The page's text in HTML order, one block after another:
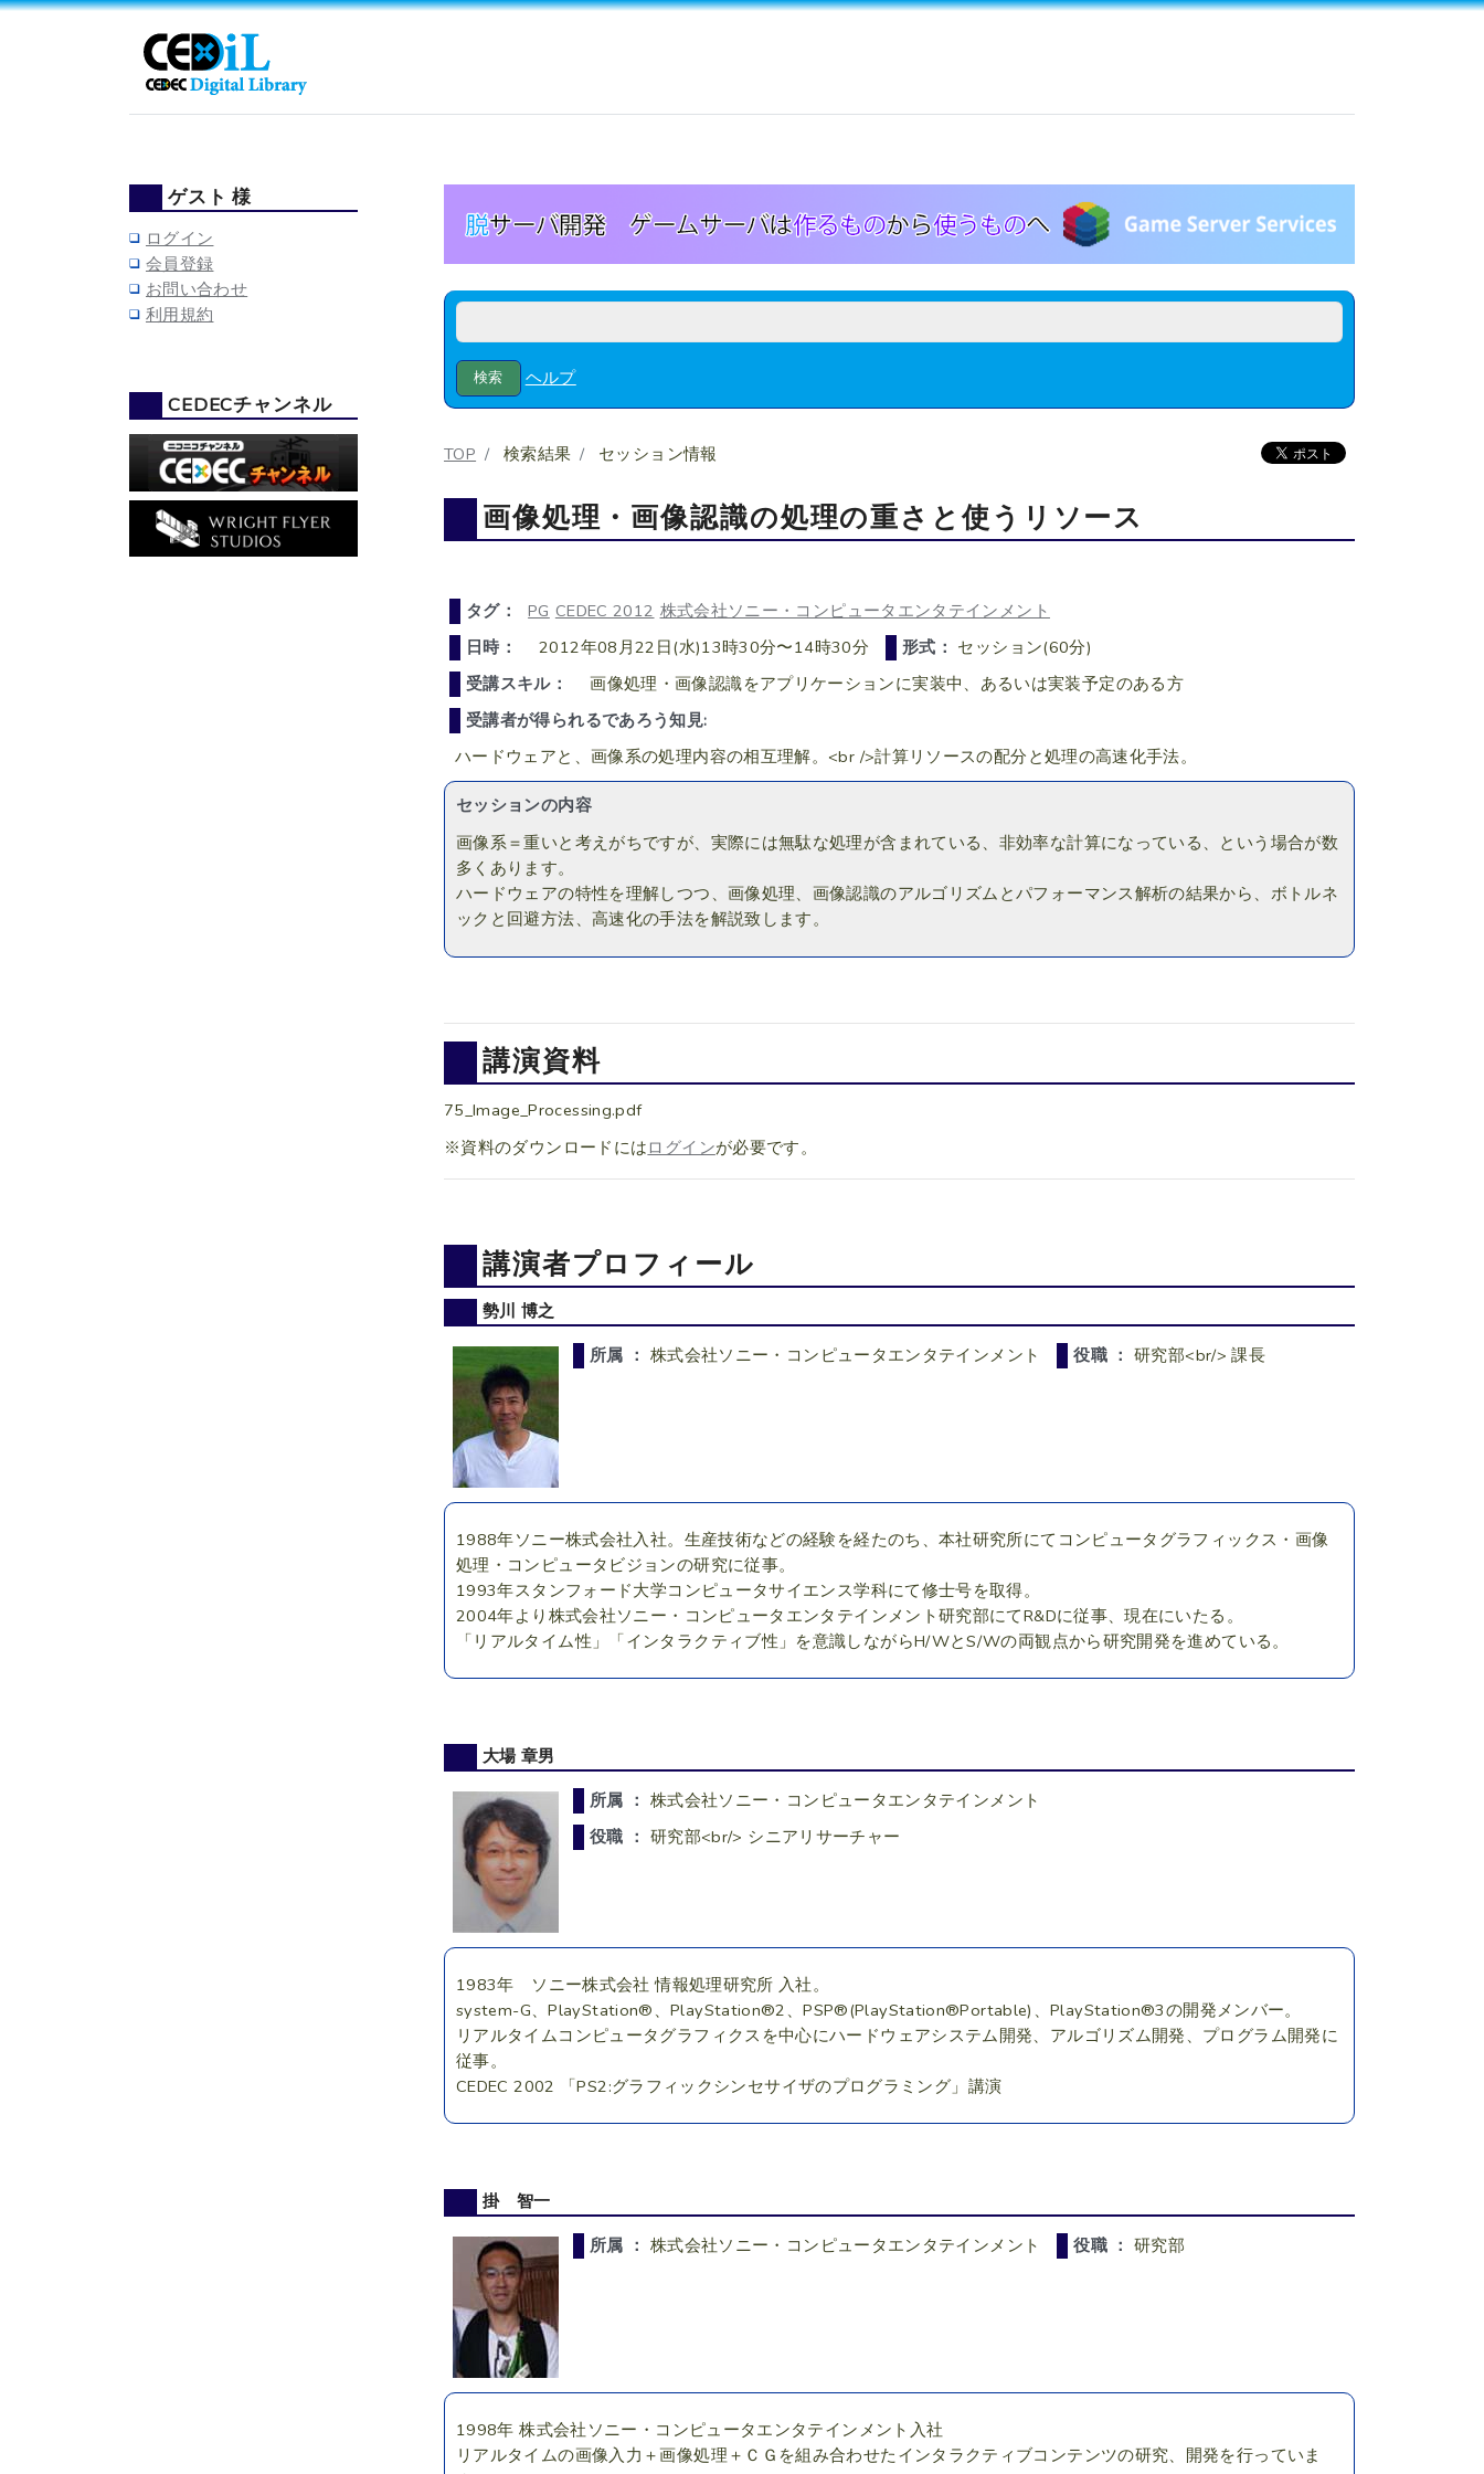
ヘルプ
TOP 検索結果 セッション情報
画像処理・画像認識の処理の重さと使うリソース
タグ： PG CEDEC 2012 株式会社ソニー・コンピュータエンタテインメント
日時：
2012年08月22日(水)13時30分〜14時30分 形式： セッション(60分)
受講スキル：
画像処理・画像認識をアプリケーションに実装中、あるいは実装予定のある方
受講者が得られるであろう知見:
ハードウェアと、画像系の処理内容の相互理解。<br />計算リソースの配分と処理の高速化手法。
セッションの内容
画像系＝重いと考えがちですが、実際には無駄な処理が含まれている、非効率な計算になっている、という場合が数
多くあります。
ハードウェアの特性を理解しつつ、画像処理、画像認識のアルゴリズムとパフォーマンス解析の結果から、ボトルネ
ックと回避方法、高速化の手法を解説致します。
講演資料
75_Image_Processing.pdf
※資料のダウンロードには ログインが必要です。
講演者プロフィール
勢川 博之
所属 ： 株式会社ソニー・コンピュータエンタテインメント 役職 ：研究部<br/> 課長
1988年ソニー株式会社入社。生産技術などの経験を経たのち、本社研究所にてコンピュータグラフィックス・画像
処理・コンピュータビジョンの研究に従事。
1993年スタンフォード大学コンピュータサイエンス学科にて修士号を取得。
2004年より株式会社ソニー・コンピュータエンタテインメント研究部にてR&Dに従事、現在にいたる。
「リアルタイム性」「インタラクティブ性」を意識しながらH/WとS/Wの両観点から研究開発を進めている。
大場 章男
所属 ： 株式会社ソニー・コンピュータエンタテインメント
役職 ： 研究部<br/> シニアリサーチャー
1983年 ソニー株式会社 情報処理研究所 入社。
system-G、PlayStation®、PlayStation®2、PSP®(PlayStation®Portable)、PlayStation®3の開発メンバー。
リアルタイムコンピュータグラフィクスを中心にハードウェアシステム開発、アルゴリズム開発、プログラム開発に
従事。
CEDEC 2002 「PS2:グラフィックシンセサイザのプログラミング」講演
掛 智一
所属 ： 株式会社ソニー・コンピュータエンタテインメント 役職 ：研究部
1998年 株式会社ソニー・コンピュータエンタテインメント入社
リアルタイムの画像入力＋画像処理＋ＣＧを組み合わせたインタラクティブコンテンツの研究、開発を行っていま
ゲスト 様
ログイン
会員登録
お問い合わせ
利用規約
CEDECチャンネル